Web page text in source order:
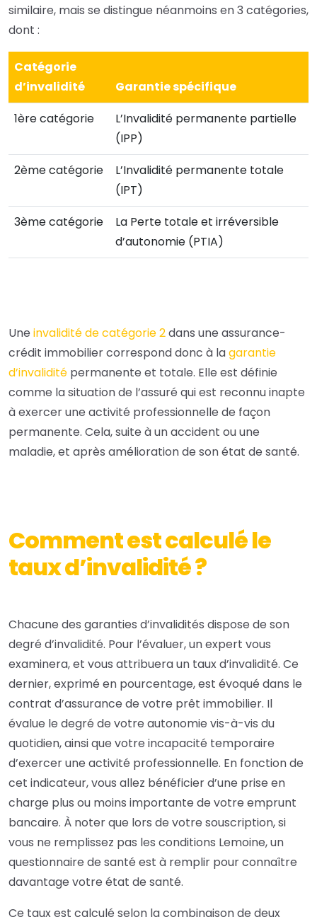
similaire, mais se distingue néanmoins en 3 catégories,
dont :
Catégorie
d’invalidité
Garantie spécifique
1ère catégorie
L’Invalidité permanente partielle
(IPP)
2ème catégorie
L’Invalidité permanente totale
(IPT)
3ème catégorie
La Perte totale et irréversible
d’autonomie (PTIA)
Une invalidité de catégorie 2dans une assurance-
crédit immobilier correspond donc à lagarantie
d’invalidité permanente et totale. Elle est définie
comme la situation de l’assuré qui est reconnu inapte
à exercer une activité professionnelle de façon
permanente. Cela, suite à un accident ou une
maladie, et après amélioration de son état de santé.
Comment est calculé le
taux d’invalidité ?
Chacune des garanties d’invalidités dispose de son
degré d’invalidité. Pour l’évaluer, un expert vous
examinera, et vous attribuera un taux d’invalidité. Ce
dernier, exprimé en pourcentage, est évoqué dans le
contrat d’assurance de votre prêt immobilier. Il
évalue le degré de votre autonomie vis-à-vis du
quotidien, ainsi que votre incapacité temporaire
d’exercer une activité professionnelle. En fonction de
cet indicateur, vous allez bénéficier d’une prise en
charge plus ou moins importante de votre emprunt
bancaire. À noter que lors de votre souscription, si
vous ne remplissez pas les conditions Lemoine,un
questionnaire de santé est à remplir pour connaître
davantage votre état de santé.
Ce taux est calculé selon la combinaison de deux